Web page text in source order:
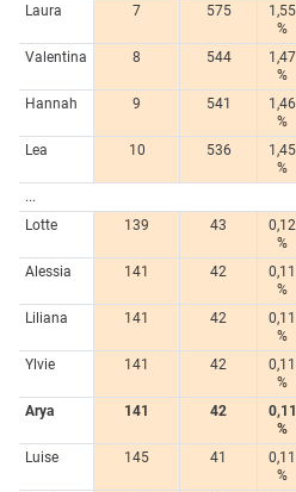
Laura
7 575
1,55
%
Valentina
8 544
1,47
%
Hannah
9 541
1,46
%
Lea
10 536
1,45
%
...
Lotte
139 43
0,12
%
Alessia
141 42
0,11
%
Liliana
141 42
0,11
%
Ylvie
141 42
0,11
%
Arya
141 42
0,11
%
Luise
145 41
0,11
%